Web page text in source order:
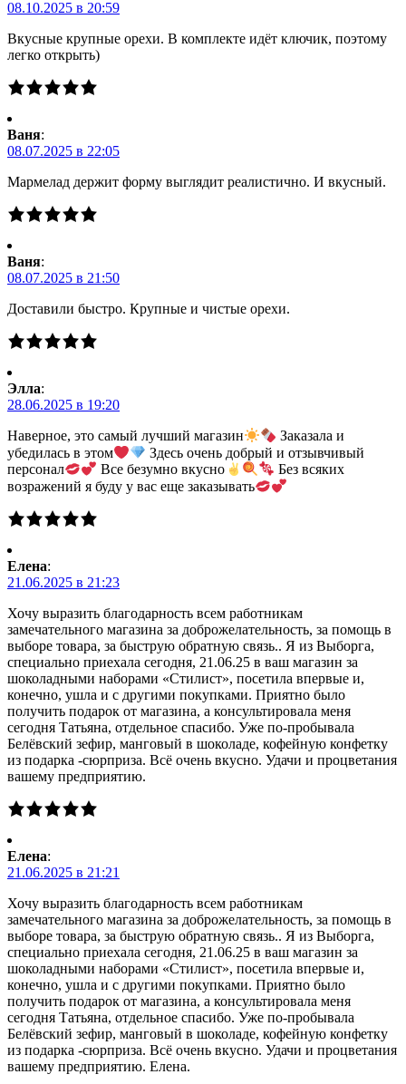
08.10.2025 в 20:59
Вкусные крупные орехи. В комплекте идёт ключик, поэтому
легко открыть)
Ваня:
08.07.2025 в 22:05
Мармелад держит форму выглядит реалистично. И вкусный.
Ваня:
08.07.2025 в 21:50
Доставили быстро. Крупные и чистые орехи.
Элла:
28.06.2025 в 19:20
Наверное, это самый лучший магазин
Заказала и
убедилась в этом
Здесь очень добрый и отзывчивый
персонал
Все безумно вкусно
Без всяких
возражений я буду у вас еще заказывать
Елена:
21.06.2025 в 21:23
Хочу выразить благодарность всем работникам
замечательного магазина за доброжелательность, за помощь в
выборе товара, за быструю обратную связь.. Я из Выборга,
специально приехала сегодня, 21.06.25 в ваш магазин за
шоколадными наборами «Стилист», посетила впервые и,
конечно, ушла и с другими покупками. Приятно было
получить подарок от магазина, а консультировала меня
сегодня Татьяна, отдельное спасибо. Уже по-пробывала
Белёвский зефир, манговый в шоколаде, кофейную конфетку
из подарка -сюрприза. Всё очень вкусно. Удачи и процветания
вашему предприятию.
Елена:
21.06.2025 в 21:21
Хочу выразить благодарность всем работникам
замечательного магазина за доброжелательность, за помощь в
выборе товара, за быструю обратную связь.. Я из Выборга,
специально приехала сегодня, 21.06.25 в ваш магазин за
шоколадными наборами «Стилист», посетила впервые и,
конечно, ушла и с другими покупками. Приятно было
получить подарок от магазина, а консультировала меня
сегодня Татьяна, отдельное спасибо. Уже по-пробывала
Белёвский зефир, манговый в шоколаде, кофейную конфетку
из подарка -сюрприза. Всё очень вкусно. Удачи и процветания
вашему предприятию. Елена.